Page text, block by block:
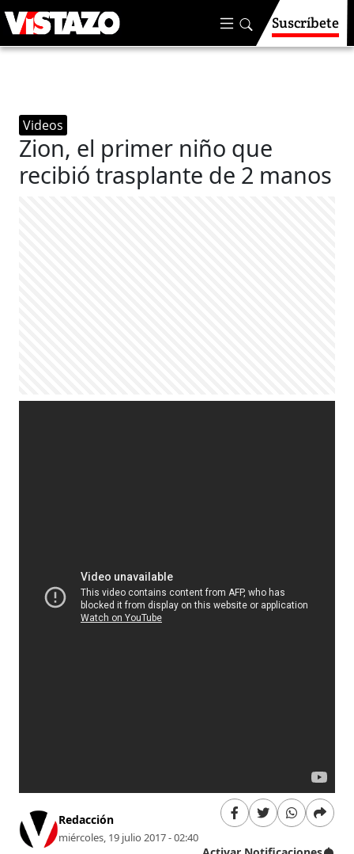
Suscríbete
Videos
Zion, el primer niño que
recibió trasplante de 2 manos
Redacción
miércoles, 19 julio 2017 - 02:40